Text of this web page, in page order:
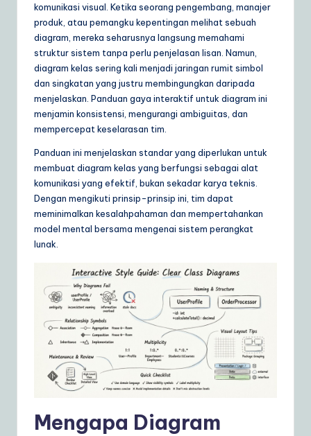
Y
o
D
ai
ly
G
&
komunikasi visual. Ketika seorang pengembang, manajer
produk, atau pemangku kepentingan melihat sebuah
diagram, mereka seharusnya langsung memahami
struktur sistem tanpa perlu penjelasan lisan. Namun,
diagram kelas sering kali menjadi jaringan rumit simbol
dan singkatan yang justru membingungkan daripada
menjelaskan. Panduan gaya interaktif untuk diagram ini
menjamin konsistensi, mengurangi ambiguitas, dan
mempercepat keselarasan tim.
Panduan ini menjelaskan standar yang diperlukan untuk
membuat diagram kelas yang berfungsi sebagai alat
komunikasi yang efektif, bukan sekadar karya teknis.
Dengan mengikuti prinsip-prinsip ini, tim dapat
meminimalkan kesalahpahaman dan mempertahankan
model mental bersama mengenai sistem perangkat
lunak.
Mengapa Diagram